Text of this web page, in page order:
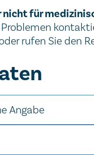
für
rufen Sie den